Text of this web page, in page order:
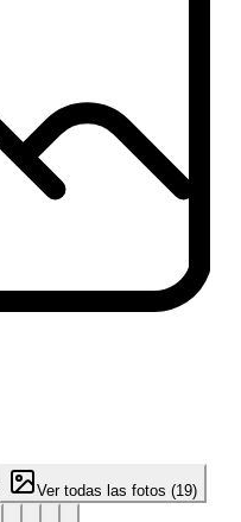
Ver todas las fotos (19)